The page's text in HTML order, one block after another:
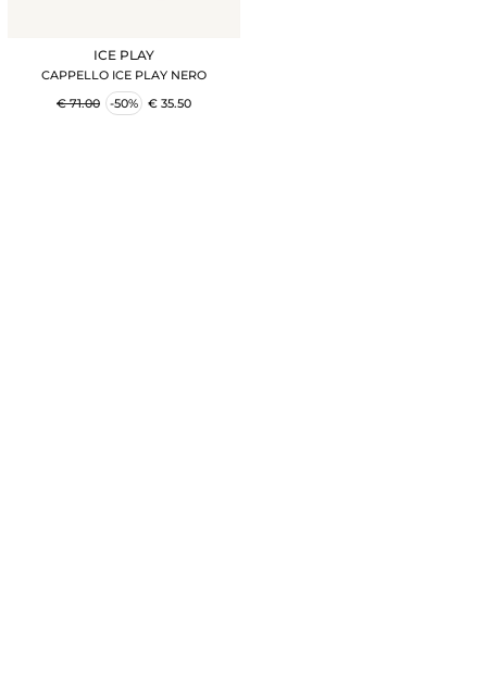
ICE PLAY
CAPPELLO ICE PLAY NERO
€ 71.00
-50% € 35.50